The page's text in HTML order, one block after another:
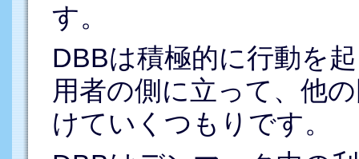
す。
DBBは積極的に行動を
用者の側に立って、他
けていくつもりです。